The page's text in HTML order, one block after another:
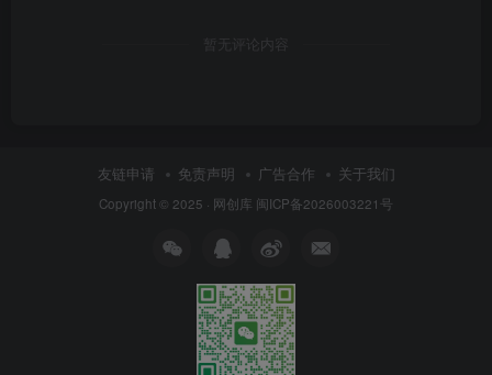
暂无评论内容
友链申请 免责声明 广告合作 关于我们
Copyright © 2025 · 网创库 闽ICP备2026003221号